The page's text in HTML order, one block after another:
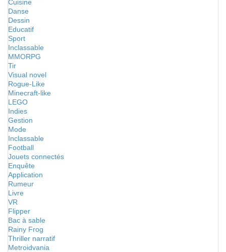
Cuisine
Danse
Dessin
Educatif
Sport
Inclassable
MMORPG
Tir
Visual novel
Rogue-Like
Minecraft-like
LEGO
Indies
Gestion
Mode
Inclassable
Football
Jouets connectés
Enquête
Application
Rumeur
Livre
VR
Flipper
Bac à sable
Rainy Frog
Thriller narratif
Metroidvania